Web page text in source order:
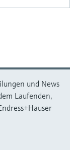
und News
Laufenden,